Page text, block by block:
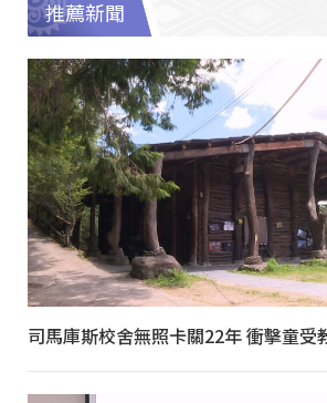
推薦新聞
司馬庫斯校舍無照卡關22年 衝擊童受